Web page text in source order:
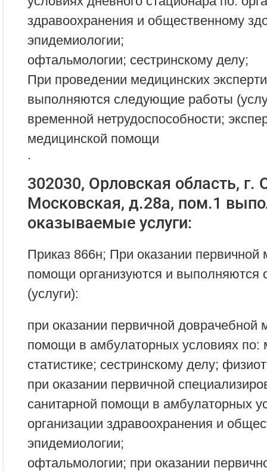
здравоохранения и общественному
эпидемиологии;
офтальмологии; сестринскому делу;
При проведении медицинских
выполняются следующие работы
временной нетрудоспособности;
медицинской помощи
.
302030, Орловская область, г.
Московская, д.28а, пом.1
оказываемые услуги:
Приказ 866н; При оказании первичной
помощи организуются и
(услуги):
при оказании первичной доврачебной
помощи в амбулаторных условиях по:
статистике; сестринскому делу;
при оказании первичной
санитарной помощи в амбулаторных
организации здравоохранения и
эпидемиологии;
офтальмологии; при оказании